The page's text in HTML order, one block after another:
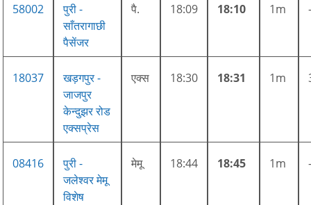
58002
पुरी -
साँतरागाछी
पैसेंजर
पै. 18:09 18:10 1m
18037
खड़गपुर -
जाजपुर
केन्दुझर रोड
एक्सप्रेस
एक्स 18:30 18:31 1m
08416
पुरी -
जलेश्वर मेमू
विशेष
मेमू 18:44 18:45 1m